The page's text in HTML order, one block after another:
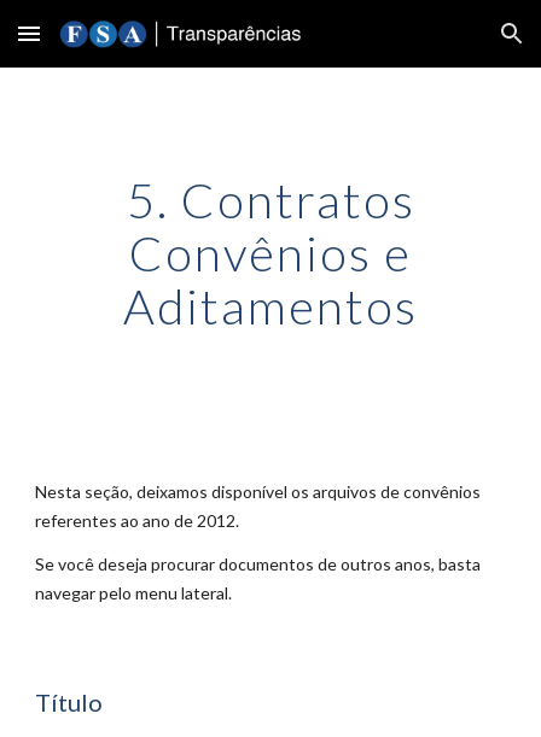
Skip to main content Skip to navigation
5. Contratos
Convênios e
Aditamentos
Nesta seção, deixamos disponível os arquivos de convênios
referentes ao ano de 201 2.
Se você deseja procurar documentos de outros anos, basta
navegar pelo menu lateral.
Título